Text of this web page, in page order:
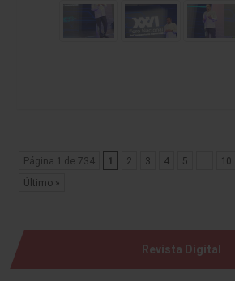
Página 1 de 734 1 2 3 4 5 10
Último »
Revista Digital